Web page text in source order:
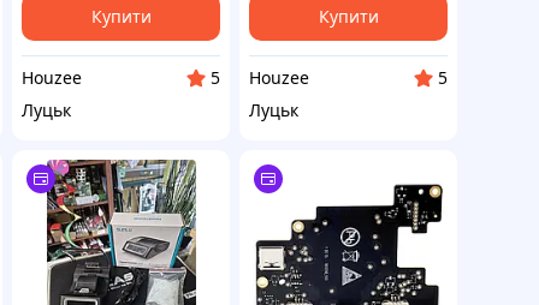
Купити
Houzee
5
Луцьк
Купити
Houzee
5
Луцьк